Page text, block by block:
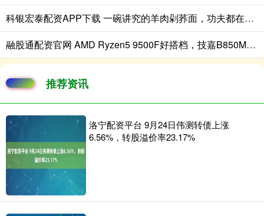
科银宏泰配资APP下载 一碗讲究的羊肉剁荞面，功夫都在看不见的地方
融股通配资官网 AMD Ryzen5 9500F好搭档，技嘉B850M电竞雕压榨尽内存最后潜能！
推荐资讯
洛宁配资平台 9月24日伟测转债上涨
6.56%，转股溢价率23.17%